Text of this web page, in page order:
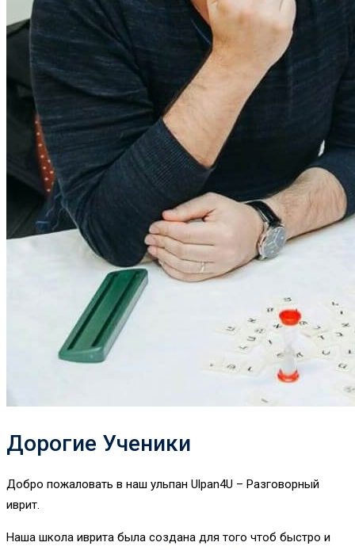
Дорогие Ученики
Добро пожаловать в наш ульпан Ulpan4U – Разговорный
иврит.
Наша школа иврита была создана для того чтоб быстро и